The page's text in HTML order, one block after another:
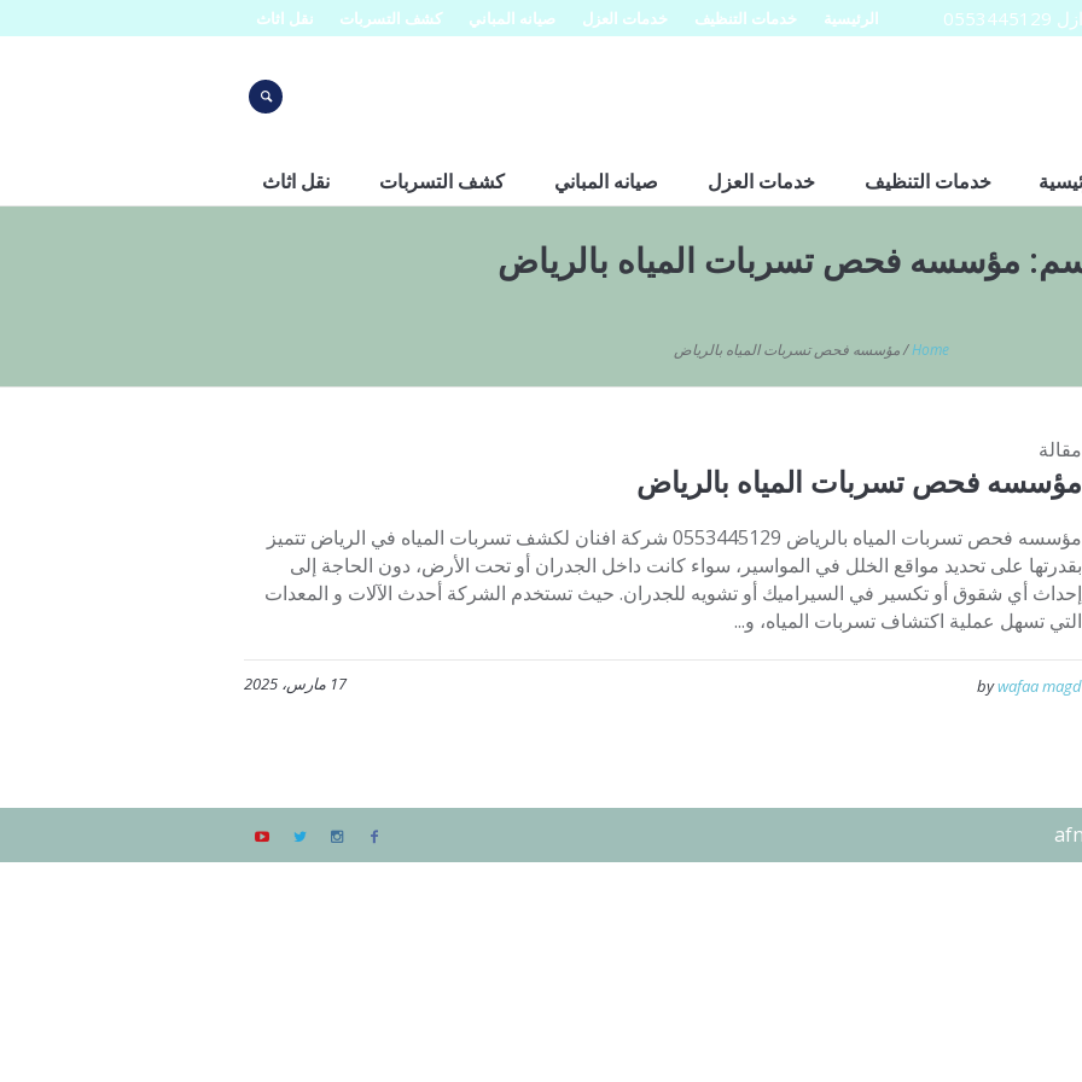
الرئيسية خدمات التنظيف خدمات العزل صيانه المباني كشف التسربات نقل اثاث
خدمات التنظيف خدمات العزل صيانه المباني كشف التسربات نقل اثاث
مؤسسه فحص تسربات المياه بالرياض
Home
/مؤسسه فحص تسربات المياه بالرياض
مقالة
مؤسسه فحص تسربات المياه بالرياض
مؤسسه فحص تسربات المياه بالرياض 0553445129 شركة افنان لكشف تسربات المياه في الرياض تتميز
بقدرتها على تحديد مواقع الخلل في المواسير، سواء كانت داخل الجدران أو تحت الأرض، دون الحاجة إلى
إحداث أي شقوق أو تكسير في السيراميك أو تشويه للجدران. حيث تستخدم الشركة أحدث الآلات و المعدات
التي تسهل عملية اكتشاف تسربات المياه، و...
17 مارس، 2025 bywafaa magd